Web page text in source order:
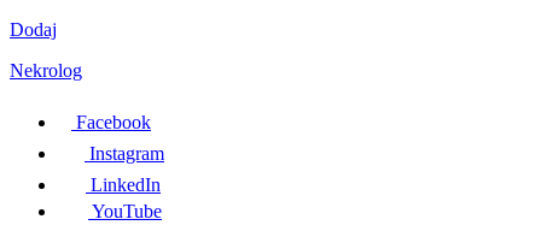
Dodaj
Nekrolog
Facebook
Instagram
LinkedIn
YouTube